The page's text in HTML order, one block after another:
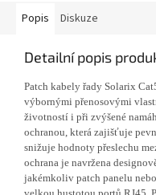
Popis Diskuze
Detailní popis
Patch kabely řady Solarix
výbornými přenosovými
životností i při zvýšené
ochranou, která zajišťuje
snižuje hodnoty přeslechu
ochrana je navržena
jakémkoliv patch panelu